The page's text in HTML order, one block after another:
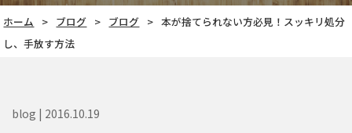
ホーム ブログ ブログ
本が捨てられない方必見！スッキリ処分
し、手放す方法
blog | 2016.10.19